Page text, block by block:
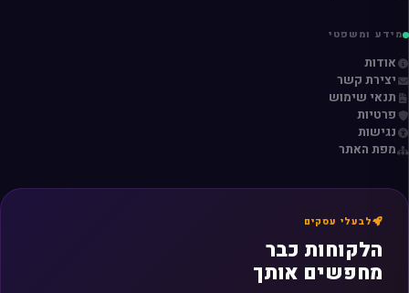
מידע ומשפטי
אודות
יצירת קשר
תנאי שימוש
פרטיות
נגישות
מפת האתר
לבעלי עסקים
הלקוחות כבר
מחפשים אותך